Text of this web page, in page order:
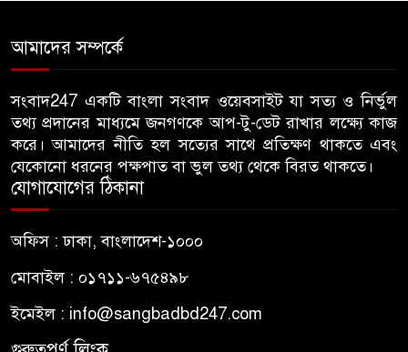
বিএনপি নেতা
৫
জন্মনিবন্ধন সংশোধনের নামে অর্থ
নেয়ায় কৃষকদল নেতাকে অব্যাহতি
৬
গেছে চোয়াল, কথা বলতে না পেরে
৭
ঢাকা আলিয়া মাদ্রাসায় শিবিরের
আমাদের সম্পর্কে
সংবাদ247 একটি বাংলা সংবাদ ওয়েবসাইট যা সত্য ও নির্ভুল
তথ্য প্রদানের মাধ্যমে জনগণকে আপ-টু-ডেট রাখার লক্ষ্যে কাজ
করে। আমাদের নীতি হল সত্যের সাথে প্রতিক্ষণ থাকতে এবং
যেকোনো ধরনের পক্ষপাত বা ভুল তথ্য থেকে বিরত থাকতে।
যোগাযোগের ঠিকানা
অফিস : ঢাকা, বাংলাদেশ-১০০০
মোবাইল : ০১৭১১-৬৭৫৪৯৮
ইমেইল : info@sangbadbd247.com